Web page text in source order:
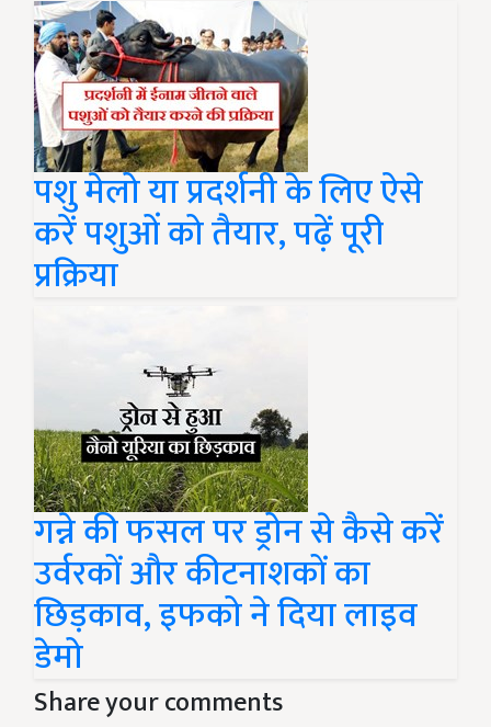
पशु मेलो या प्रदर्शनी के लिए ऐसे
करें पशुओं को तैयार, पढ़ें पूरी
प्रक्रिया
गन्ने की फसल पर ड्रोन से कैसे करें
उर्वरकों और कीटनाशकों का
छिड़काव, इफको ने दिया लाइव
डेमो
Share your comments